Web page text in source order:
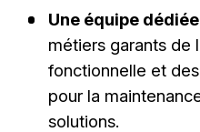
Une équipe dédiée
métiers garants de
fonctionnelle et
pour la
solutions.